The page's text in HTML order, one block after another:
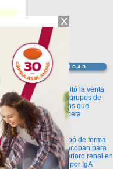
Información
ANMAT habilitó la venta
libre de diez grupos de
medicamentos que
requerían receta
Novedades
La FDA aprobó de forma
definitiva iptacopan para
frenar el deterioro renal en
la nefropatía por IgA